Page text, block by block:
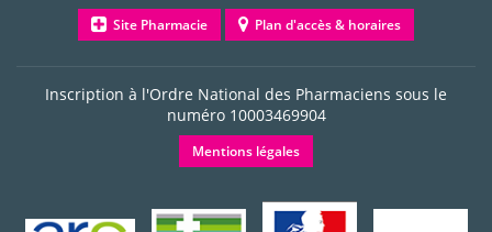
Site Pharmacie Plan d'accès & horaires
Inscription à l'Ordre National des Pharmaciens sous le
numéro 10003469904
Mentions légales